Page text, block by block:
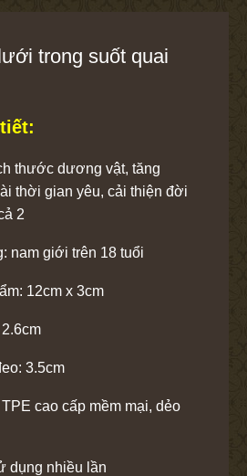
trong suốt quai
thước dương vật, tăng
thời gian yêu, cải thiện đời
2
nam giới trên 18 tuổi
12cm x 3cm
3.5cm
cao cấp mềm mại, dẻo
dụng nhiều lần